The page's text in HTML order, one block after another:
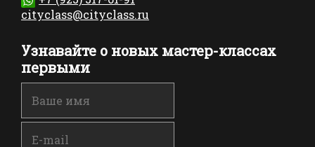
cityclass@cityclass.ru
Узнавайте о новых мастер-классах
первыми